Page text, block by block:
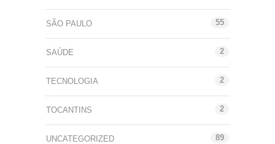
SÃO PAULO 55
SAÚDE 2
TECNOLOGIA 2
TOCANTINS 2
UNCATEGORIZED 89